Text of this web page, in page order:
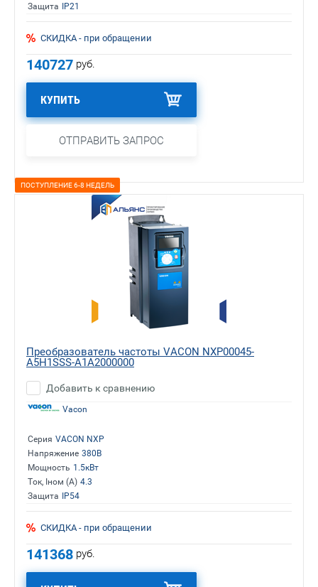
Защита IP21
СКИДКА - при обращении
140727 руб.
КУПИТЬ
ОТПРАВИТЬ ЗАПРОС
ПОСТУПЛЕНИЕ 6-8 НЕДЕЛЬ
Преобразователь частоты VACON NXP00045-
A5H1SSS-A1A2000000
Добавить к сравнению
Vacon
Серия VACON NXP
Напряжение 380В
Мощность 1.5кВт
Ток, Iном (А) 4.3
Защита IP54
СКИДКА - при обращении
141368 руб.